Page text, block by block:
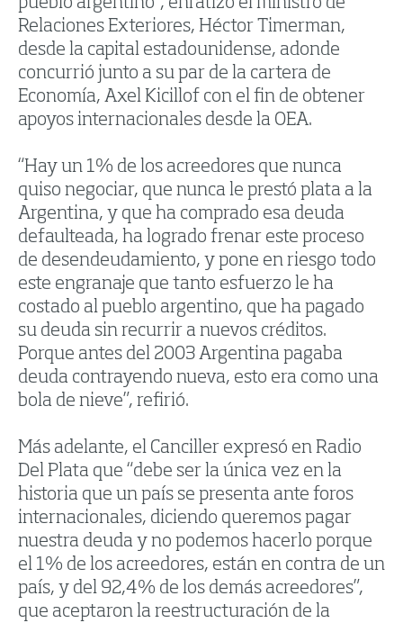
pueblo argentino”, enfatizó el ministro de
Relaciones Exteriores, Héctor Timerman,
desde la capital estadounidense, adonde
concurrió junto a su par de la cartera de
Economía, Axel Kicillof con el fin de obtener
apoyos internacionales desde la OEA.
“Hay un 1% de los acreedores que nunca
quiso negociar, que nunca le prestó plata a la
Argentina, y que ha comprado esa deuda
defaulteada, ha logrado frenar este proceso
de desendeudamiento, y pone en riesgo todo
este engranaje que tanto esfuerzo le ha
costado al pueblo argentino, que ha pagado
su deuda sin recurrir a nuevos créditos.
Porque antes del 2003 Argentina pagaba
deuda contrayendo nueva, esto era como una
bola de nieve”, refirió.
Más adelante, el Canciller expresó en Radio
Del Plata que “debe ser la única vez en la
historia que un país se presenta ante foros
internacionales, diciendo queremos pagar
nuestra deuda y no podemos hacerlo porque
el 1% de los acreedores, están en contra de un
país, y del 92,4% de los demás acreedores”,
que aceptaron la reestructuración de la